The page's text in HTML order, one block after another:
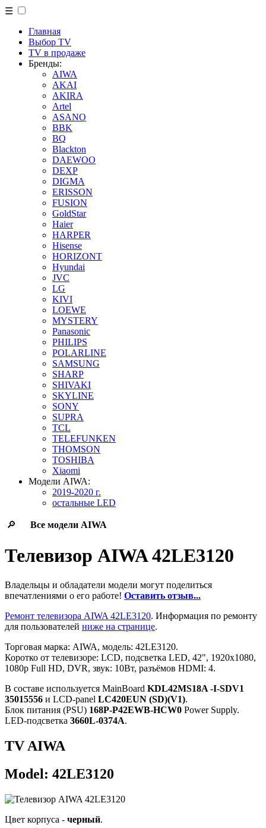
☰
Главная
Выбор TV
TV в продаже
Бренды:
AIWA
AKAI
AKIRA
Artel
ASANO
BBK
BQ
Blackton
DAEWOO
DEXP
DIGMA
ERISSON
FUSION
GoldStar
Haier
HARPER
Hisense
HORIZONT
Hyundai
JVC
LG
KIVI
LOEWE
MYSTERY
Panasonic
PHILIPS
POLARLINE
SAMSUNG
SHARP
SHIVAKI
SKYLINE
SONY
SUPRA
TCL
TELEFUNKEN
THOMSON
TOSHIBA
Xiaomi
Модели AIWA:
2019-2020 г.
остальные LED
🔎 Все модели AIWA
Телевизор AIWA 42LE3120
Владельцы и обладатели модели могут поделиться
впечатлениями о его работе! Оставить отзыв...
Ремонт телевизора AIWA 42LE3120. Информация по ремонту
для пользователей ниже на странице.
Торговая марка: AIWA, модель: 42LE3120.
Коротко от телевизоре: LCD, подсветка LED, 42", 1920x1080,
1080p Full HD, DVR, звук: 10Вт, разъёмов HDMI: 4.
В составе используется MainBoard KDL42MS18A -I-SDV1
35015556 и LCD-panel LC420EUN (SD)(V1).
Блок питания (PSU) 168P-P42EWB-HCW0 Power Supply.
LED-подсветка 3660L-0374A.
TV AIWA
Model: 42LE3120
Цвет корпуса - черный.